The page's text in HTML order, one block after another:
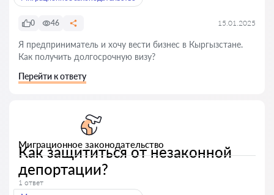
0 46 15.01.2025
Я предприниматель и хочу вести бизнес в Кыргызстане.
Как получить долгосрочную визу?
Перейти к ответу
Миграционное законодательство
Как защититься от незаконной
депортации?
1 ответ